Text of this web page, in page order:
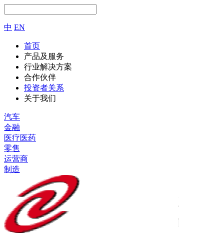
中 EN
首页
产品及服务
行业解决方案
合作伙伴
投资者关系
关于我们
汽车
金融
医疗医药
零售
运营商
制造